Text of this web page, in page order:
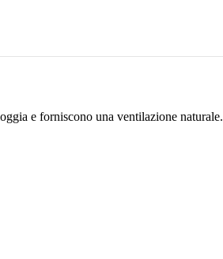
e forniscono una ventilazione naturale.